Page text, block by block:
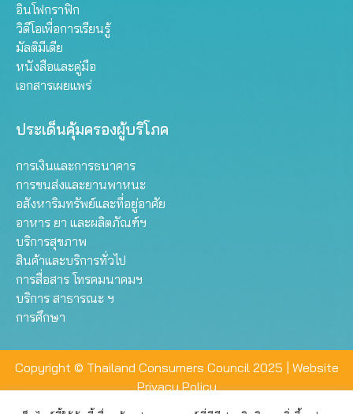
อินโฟกราฟิก
วิดีโอเพื่อการเรียนรู้
มัลติมีเดีย
หนังสือและคู่มือ
เอกสารเผยแพร่
ประเด็นคุ้มครองผู้บริโภค
การเงินและการธนาคาร
การขนส่งและยานพาหนะ
อสังหาริมทรัพย์และที่อยู่อาศัย
อาหาร ยา และผลิตภัณฑ์ฯ
บริการสุขภาพ
สินค้าและบริการทั่วไป
การสื่อสาร โทรคมนาคมฯ
บริการ สาธารณะ ฯ
การศึกษา
Copyright © Thailand Consumers Council 2025 | Website
Privacy Policy